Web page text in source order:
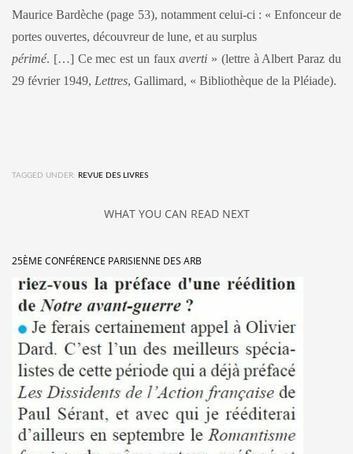
Maurice Bardèche (page 53), notamment celui-ci : « Enfonceur de
portes ouvertes, découvreur de lune, et au surplus
périmé. […] Ce mec est un fauxaverti » (lettre à Albert Paraz du
29 février 1949, Lettres, Gallimard, « Bibliothèque de la Pléiade).
TAGGED UNDER: REVUE DES LIVRES
WHAT YOU CAN READ NEXT
25ÈME CONFÉRENCE PARISIENNE DES ARB